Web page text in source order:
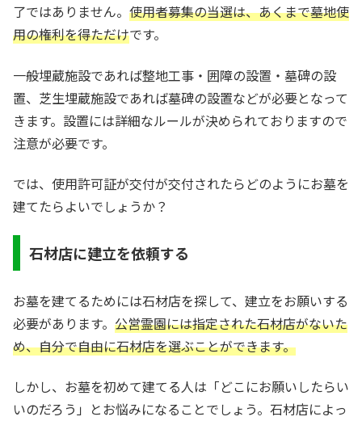
了ではありません。 使用者募集の当選は、あくまで墓地使
用の権利を得ただけです。
一般埋蔵施設であれば整地工事・囲障の設置・墓碑の設
置、芝生埋蔵施設であれば墓碑の設置などが必要となって
きます。設置には詳細なルールが決められておりますので
注意が必要です。
では、使用許可証が交付が交付されたらどのようにお墓を
建てたらよいでしょうか？
石材店に建立を依頼する
お墓を建てるためには石材店を探して、建立をお願いする
必要があります。 公営霊園には指定された石材店がないた
め、自分で自由に石材店を選ぶことができます。
しかし、お墓を初めて建てる人は「どこにお願いしたらい
いのだろう」とお悩みになることでしょう。石材店によっ